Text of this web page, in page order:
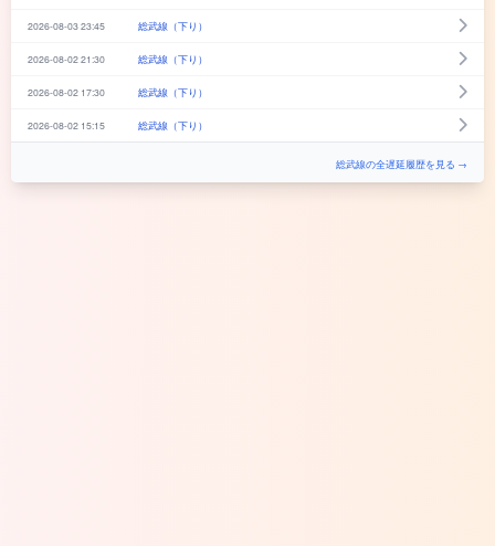
2026-08-03 23:45 総武線（下り）
2026-08-02 21:30 総武線（下り）
2026-08-02 17:30 総武線（下り）
2026-08-02 15:15 総武線（下り）
総武線の全遅延履歴を見る →